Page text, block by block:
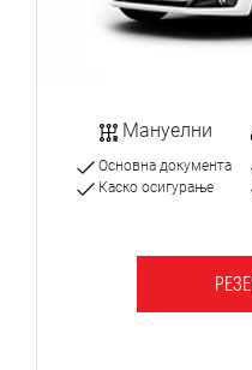
Мануелни
Основна документа
Каско осигурање